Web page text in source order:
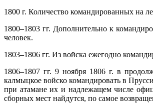
1800 г. Количество командированных на
1800–1803 гг. Дополнительно к
человек.
1803–1806 гг. Из войска ежегодно
1806–1807 гг. 9 ноября 1806 г. в
калмыцкое войско командировать в
при атамане их и надлежащем числе
сборных мест найдутся, по самое